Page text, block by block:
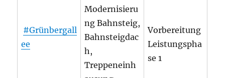
#Grünbergall
ee
Modernisieru
ng Bahnsteig,
Bahnsteigdac
h,
Treppeneinh
Vorbereitung
Leistungspha
se 1